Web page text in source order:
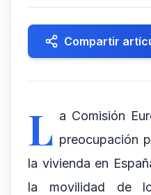
Compartir
L a Comisión
preocupación
la vivienda en
la movilidad de